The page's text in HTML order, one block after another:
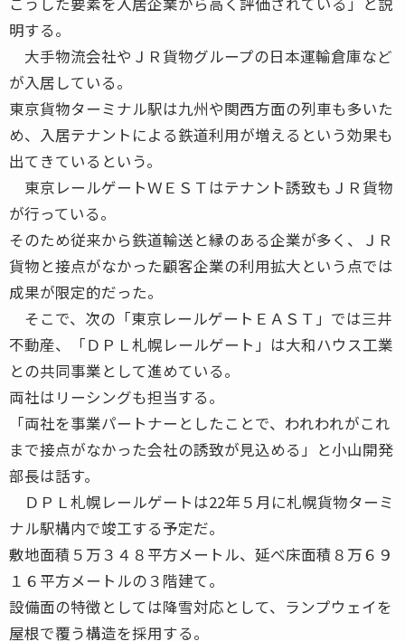
明する。
大手物流会社やＪＲ貨物グループの日本運輸倉庫など
が入居している。
東京貨物ターミナル駅は九州や関西方面の列車も多いた
め、入居テナントによる鉄道利用が増えるという効果も
出てきているという。
東京レールゲートＷＥＳＴはテナント誘致もＪＲ貨物
が行っている。
そのため従来から鉄道輸送と縁のある企業が多く、ＪＲ
貨物と接点がなかった顧客企業の利用拡大という点では
成果が限定的だった。
そこで、次の「東京レールゲートＥＡＳＴ」では三井
不動産、「ＤＰＬ札幌レールゲート」は大和ハウス工業
との共同事業として進めている。
両社はリーシングも担当する。
「両社を事業パートナーとしたことで、われわれがこれ
まで接点がなかった会社の誘致が見込める」と小山開発
部長は話す。
ＤＰＬ札幌レールゲートは22年５月に札幌貨物ターミ
ナル駅構内で竣工する予定だ。
敷地面積５万３４８平方メートル、延べ床面積８万６９
１６平方メートルの３階建て。
設備面の特徴としては降雪対応として、ランプウェイを
屋根で覆う構造を採用する。